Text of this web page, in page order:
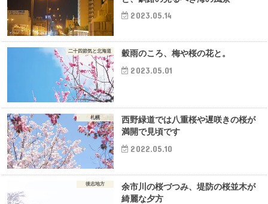
2023.05.14
二十四節気と北海道 穀雨のころ、梅や桜の花と。
2023.05.01
札幌
西野緑道では八重桜や遅咲きの桜が
満開で見頃です
2022.05.10
後志地方
余市川の桜づつみ、堤防の桜並木が
綺麗な夕方